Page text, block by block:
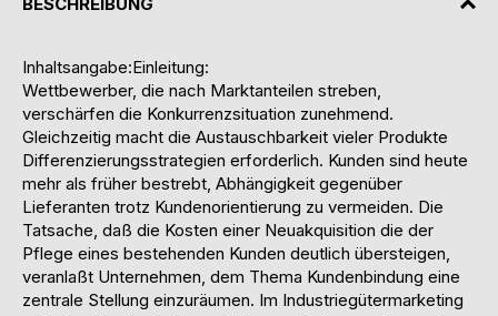
Inhaltsangabe:Einleitung:
Wettbewerber, die nach Marktanteilen streben,
verschärfen die Konkurrenzsituation zunehmend.
Gleichzeitig macht die Austauschbarkeit vieler Produkte
Differenzierungsstrategien erforderlich. Kunden sind heute
mehr als früher bestrebt, Abhängigkeit gegenüber
Lieferanten trotz Kundenorientierung zu vermeiden. Die
Tatsache, daß die Kosten einer Neuakquisition die der
Pflege eines bestehenden Kunden deutlich übersteigen,
veranlaßt Unternehmen, dem Thema Kundenbindung eine
zentrale Stellung einzuräumen. Im Industriegütermarketing